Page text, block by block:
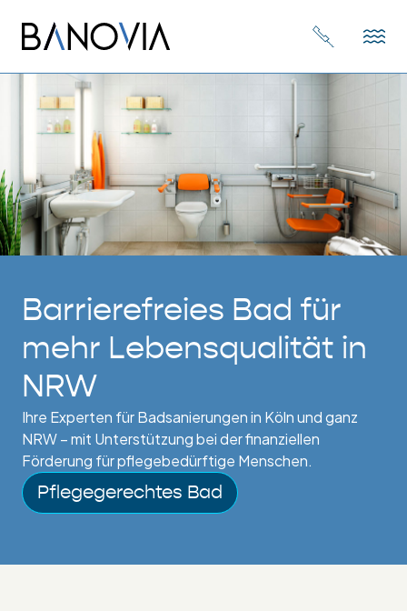
Barrierefreies Bad für
mehr Lebensqualität in
NRW
Ihre Experten für Badsanierungen in Köln und ganz
NRW – mit Unterstützung bei der finanziellen
Förderung für pflegebedürftige Menschen.
Pflegegerechtes Bad